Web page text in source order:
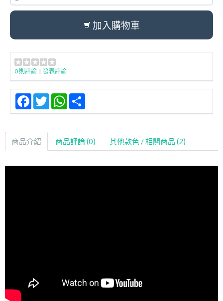
加入購物車
0 則評論 | 發表評論
FacebookTwitter WhatsApp
商品介紹 商品評論 (0) 其他款色 / 相關商品 (2)